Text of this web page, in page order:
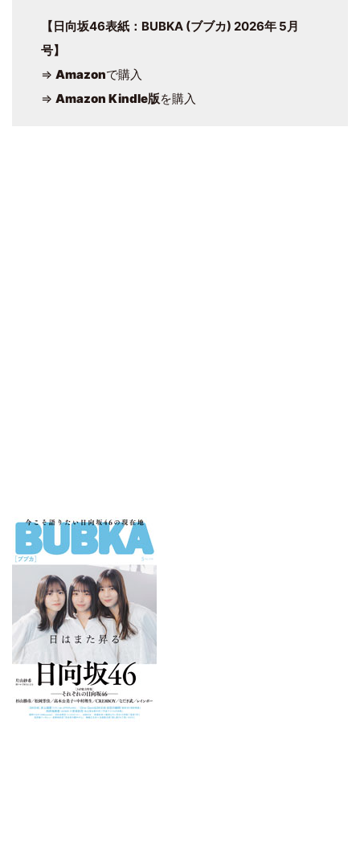
【日向坂46表紙：BUBKA (ブブカ) 2026年 5月
号】
⇒ Amazonで購入
⇒ Amazon Kindle版を購入